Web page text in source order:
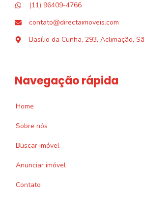
(11) 96409-4766
contato@directaimoveis.com
Basílio da Cunha, 293, Aclimação,
Navegação rápida
Home
Sobre nós
Buscar imóvel
Anunciar imóvel
Contato